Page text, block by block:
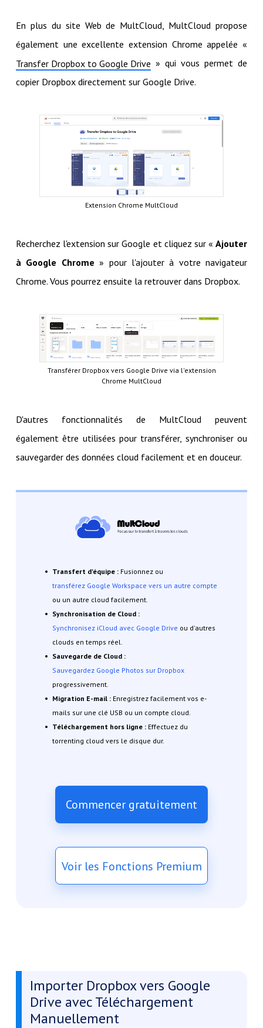
En plus du site Web de MultCloud, MultCloud propose
également une excellente extension Chrome appelée «
Transfer Dropbox to Google Drive » qui vous permet de
copier Dropbox directement sur Google Drive.
Extension Chrome MultCloud
Recherchez l'extension sur Google et cliquez sur «Ajouter
à Google Chrome » pour l'ajouter à votre navigateur
Chrome. Vous pourrez ensuite la retrouver dans Dropbox.
Transférer Dropbox vers Google Drive via l'extension
Chrome MultCloud
D'autres fonctionnalités de MultCloud peuvent
également être utilisées pour transférer, synchroniser ou
sauvegarder des données cloud facilement et en douceur.
Transfert d'équipe : Fusionnez ou
transférez Google Workspace vers un autre compte
ou un autre cloud facilement.
Synchronisation de Cloud :
Synchronisez iCloud avec Google Drive ou d'autres
clouds en temps réel.
Sauvegarde de Cloud :
Sauvegardez Google Photos sur Dropbox
progressivement.
Migration E-mail : Enregistrez facilement vos e-
mails sur une clé USB ou un compte cloud.
Téléchargement hors ligne :Effectuez du
torrenting cloud vers le disque dur.
Commencer gratuitement
Voir les Fonctions Premium
Importer Dropbox vers Google
Drive avec Téléchargement
Manuellement